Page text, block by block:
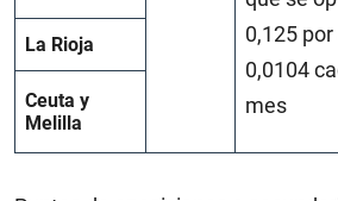
0,125
0,0104
mes
La Rioja
Ceuta y
Melilla